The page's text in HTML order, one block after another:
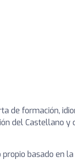
de formación,
del Castellano
basado en